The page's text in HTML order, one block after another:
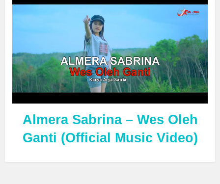
Almera Sabrina – Wes Oleh
Ganti (Official Music Video)